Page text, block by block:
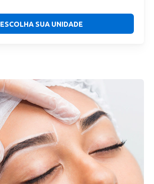
ESCOLHA SUA UNIDADE